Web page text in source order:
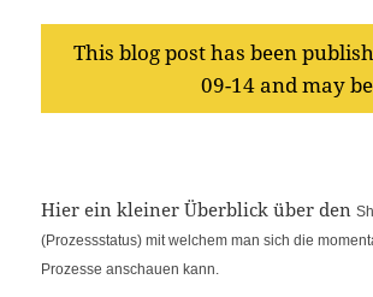
This blog post has been
09-14 and may
Hier ein kleiner Überblick über den
(Prozessstatus) mit welchem man sich die
Prozesse anschauen kann.